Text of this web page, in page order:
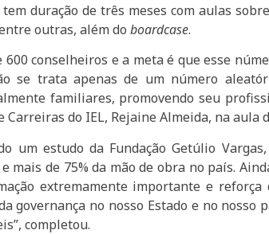
duração de três meses com aulas
entre outras, além doboardcase.
conselheiros e a meta é que esse
se trata apenas de um número
familiares, promovendo seu
Carreiras do IEL, Rejaine Almeida, na aula
um estudo da Fundação Getúlio
de 75% da mão de obra no país.
extremamente importante e
governança no nosso Estado e no
completou.